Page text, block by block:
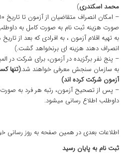
محمد اسکندری)
صورت هزینه ثبت نام به صورت کامل به
به تهیه اقلام آزمون ، به افرادی که بعد از
انصراف دهند هزینه ای برنخواهد گشت.)
– پنج نفر برگزیده در آزمون، برای شرکت در
به سازمان سنجش معرفی خواهند شد.(تنها
آزمون شرکت کرده اند)
– پس از تصحیح آزمون، رتبه هر فرد به
داوطلب اطلاع رسانی میشود.
اطلاعات بعدی در همین صفحه به روز رسانی
ثبت نام به پایان رسید